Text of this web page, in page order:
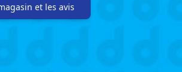
et les avis